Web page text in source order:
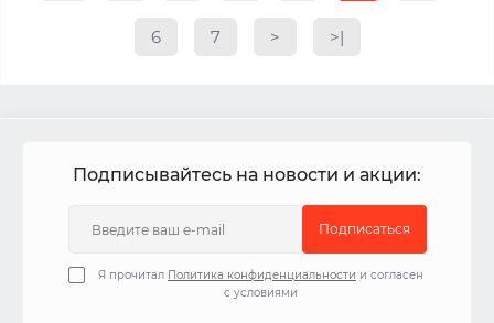
6 7 > >|
Подписывайтесь на новости и акции:
Подписаться
Я прочитал Политика конфиденциальности и согласен
с условиями